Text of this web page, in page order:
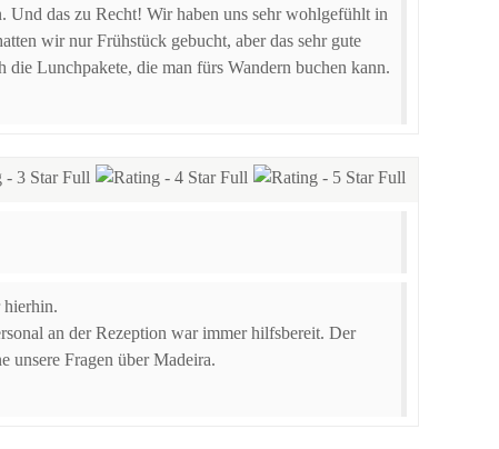
Und das zu Recht! Wir haben uns sehr wohlgefühlt in
wir nur Frühstück gebucht, aber das sehr gute
Lunchpakete, die man fürs Wandern buchen kann.
hierhin.
an der Rezeption war immer hilfsbereit. Der
unsere Fragen über Madeira.